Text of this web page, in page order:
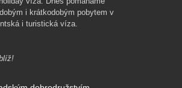
i krátkodobým pobytem v
i turistická víza.